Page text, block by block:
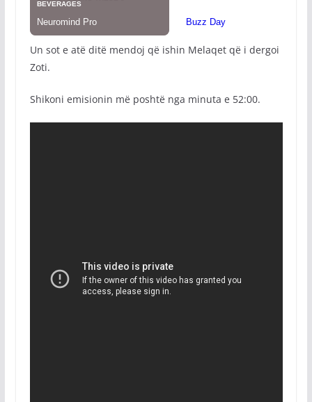
Un sot e atë ditë mendoj që ishin Melaqet që i dergoi
Zoti.
Shikoni emisionin më poshtë nga minuta e 52:00.